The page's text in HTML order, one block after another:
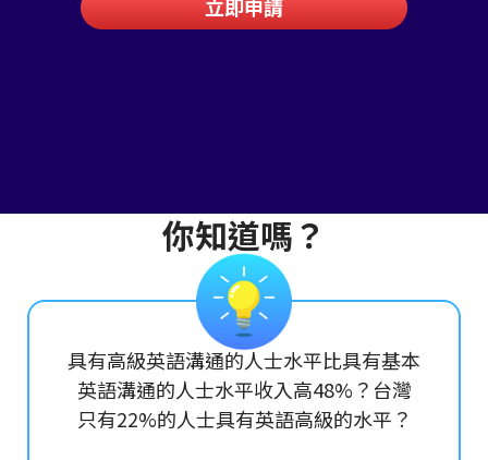
立即申請
你知道嗎？
具有高級英語溝通的人士水平比具有基本
英語溝通的人士水平收入高48%？台灣
只有22%的人士具有英語高級的水平？